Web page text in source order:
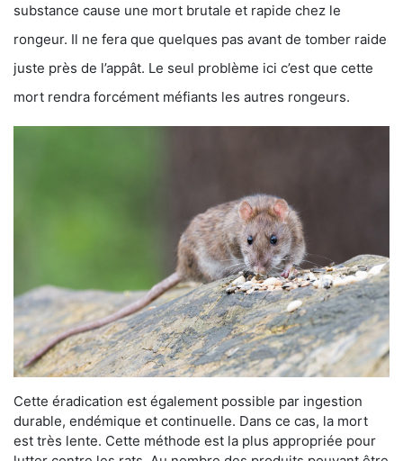
substance cause une mort brutale et rapide chez le
rongeur. Il ne fera que quelques pas avant de tomber raide
juste près de l’appât. Le seul problème ici c’est que cette
mort rendra forcément méfiants les autres rongeurs.
Cette éradication est également possible par ingestion
durable, endémique et continuelle. Dans ce cas, la mort
est très lente. Cette méthode est la plus appropriée pour